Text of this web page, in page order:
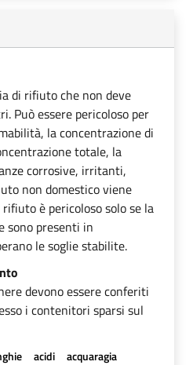
di rifiuto che non deve
Può essere pericoloso per
la concentrazione di
totale, la
corrosive, irritanti,
non domestico viene
è pericoloso solo se la
sono presenti in
le soglie stabilite.
devono essere conferiti
i contenitori sparsi sul
acidi
acquaragia